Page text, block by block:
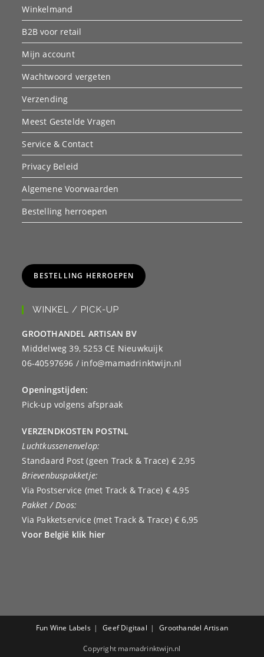
Winkelmand
B2B voor retail
Mijn account
Wachtwoord vergeten
Verzending
Meest Gestelde Vragen
Service & Contact
Privacy Beleid
Algemene Voorwaarden
Bestelling herroepen
BESTELLING HERROEPEN
WINKEL / PICK-UP
GROOTHANDEL ARTISAN BV
Middelweg 39, 5253 CE Nieuwkuijk
06-40597696 / info@mamadrinktwijn.nl
Openingstijden:
Pick-up volgens afspraak
VERZENDKOSTEN POSTNL
Luchtkussenenvelop:
Standaard Post (geen Track & Trace) € 2,95
Brievenbuspakketje:
Via Postservice (met Track & Trace) € 4,95
Pakket / Doos:
Via Pakketservice (met Track & Trace) € 6,95
Voor België klik hier
Fun Wine Labels Geef Digitaal Groothandel Artisan
Copyright mamadrinktwijn.nl